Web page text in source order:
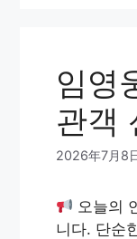
임영
관객
2026年7月8
오늘의
니다. 단순